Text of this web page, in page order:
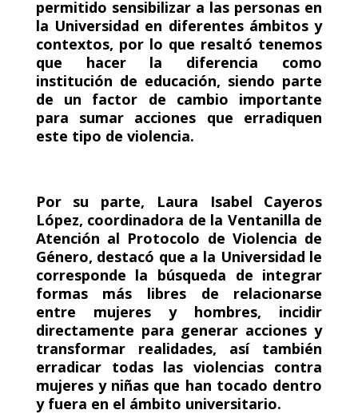
permitido sensibilizar a las personas en
la Universidad en diferentes ámbitos y
contextos, por lo que resaltó tenemos
que hacer la diferencia como
institución de educación, siendo parte
de un factor de cambio importante
para sumar acciones que erradiquen
este tipo de violencia.
Por su parte, Laura Isabel Cayeros
López, coordinadora de la Ventanilla de
Atención al Protocolo de Violencia de
Género, destacó que a la Universidad le
corresponde la búsqueda de integrar
formas más libres de relacionarse
entre mujeres y hombres, incidir
directamente para generar acciones y
transformar realidades, así también
erradicar todas las violencias contra
mujeres y niñas que han tocado dentro
y fuera en el ámbito universitario.